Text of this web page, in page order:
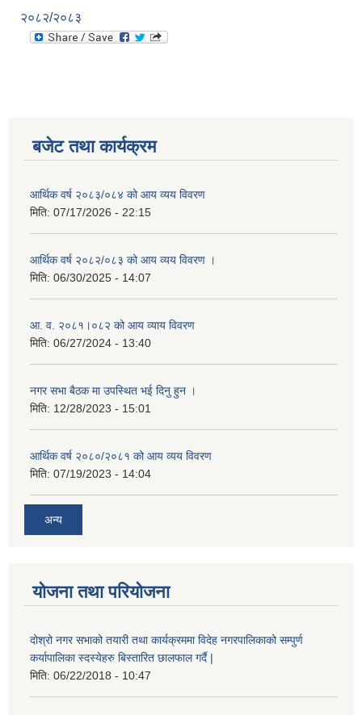
२०८२/२०८३
बजेट तथा कार्यक्रम
आर्थिक वर्ष २०८३/०८४ को आय व्यय विवरण
मिति: 07/17/2026 - 22:15
आर्थिक वर्ष २०८२/०८३ को आय व्यय विवरण ।
मिति: 06/30/2025 - 14:07
आ. व. २०८१।०८२ को आय व्याय विवरण
मिति: 06/27/2024 - 13:40
नगर सभा बैठक मा उपस्थित भई दिनु हुन ।
मिति: 12/28/2023 - 15:01
आर्थिक वर्ष २०८०/२०८१ को आय व्यय विवरण
मिति: 07/19/2023 - 14:04
अन्य
योजना तथा परियोजना
दोश्रो नगर सभाको तयारी तथा कार्यक्रममा विदेह नगरपालिकाको सम्पुर्ण
कर्यापालिका स्दस्येहरु बिस्तारित छालफाल गर्दै |
मिति: 06/22/2018 - 10:47